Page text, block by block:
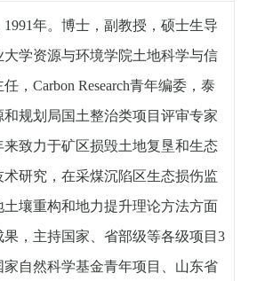
1991年。博士，副教授，硕士生导
大学资源与环境学院土地科学与信
， Carbon Research青年编委，泰
规划局国土整治类项目评审专家
来致力于矿区损毁土地复垦和生态
研究，在采煤沉陷区生态损伤监
土壤重构和地力提升理论方法方面
，主持国家、省部级等各级项目 3
家自然科学基金青年项目、山东省